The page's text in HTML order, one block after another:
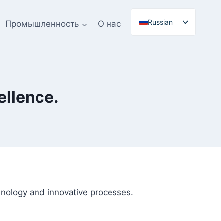
Промышленность О нас
Russian
and innovative processes.